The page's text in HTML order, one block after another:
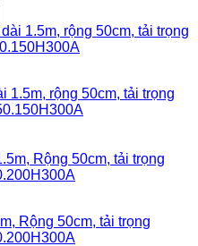
1.5m, rộng 50cm, tải trọng
Rộng 50cm, tải trọng